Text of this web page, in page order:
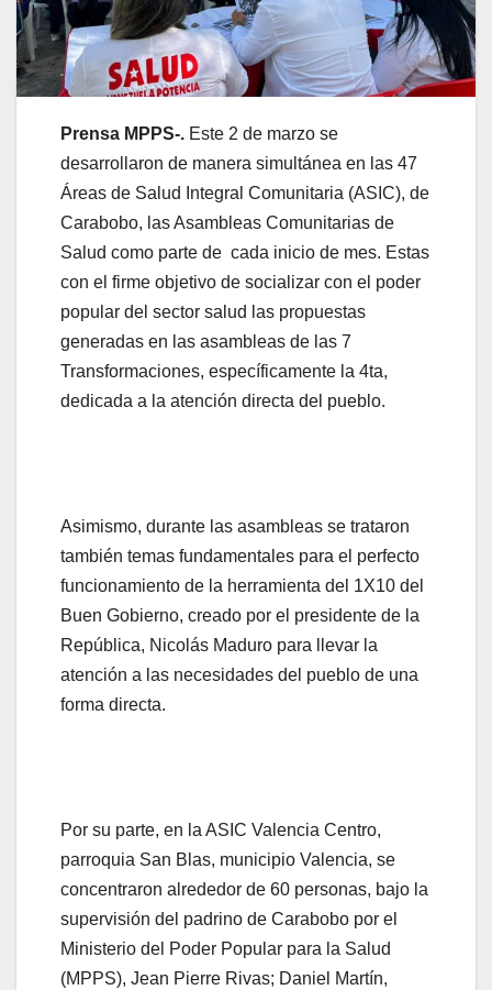
Prensa MPPS-. Este 2 de marzo se
desarrollaron de manera simultánea en las 47
Áreas de Salud Integral Comunitaria (ASIC), de
Carabobo, las Asambleas Comunitarias de
Salud como parte de cada inicio de mes. Estas
con el firme objetivo de socializar con el poder
popular del sector salud las propuestas
generadas en las asambleas de las 7
Transformaciones, específicamente la 4ta,
dedicada a la atención directa del pueblo.
Asimismo, durante las asambleas se trataron
también temas fundamentales para el perfecto
funcionamiento de la herramienta del 1X10 del
Buen Gobierno, creado por el presidente de la
República, Nicolás Maduro para llevar la
atención a las necesidades del pueblo de una
forma directa.
Por su parte, en la ASIC Valencia Centro,
parroquia San Blas, municipio Valencia, se
concentraron alrededor de 60 personas, bajo la
supervisión del padrino de Carabobo por el
Ministerio del Poder Popular para la Salud
(MPPS), Jean Pierre Rivas; Daniel Martín,